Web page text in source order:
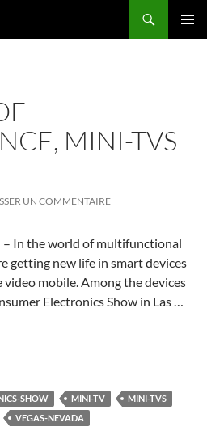
MINI-TVS
UN COMMENTAIRE
– In the world of multifunctional
getting new life in smart devices
mobile. Among the devices
Electronics Show in Las …
SHOW MINI-TV
MINI-TVS
VEGAS-NEVADA